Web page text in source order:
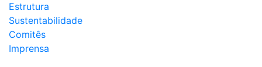
Estrutura
Sustentabilidade
Comitês
Imprensa